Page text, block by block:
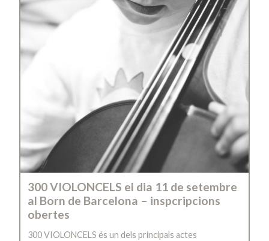
300 VIOLONCELS el dia 11 de setembre
al Born de Barcelona – inspcripcions
obertes
300 VIOLONCELS és un dels principals actes